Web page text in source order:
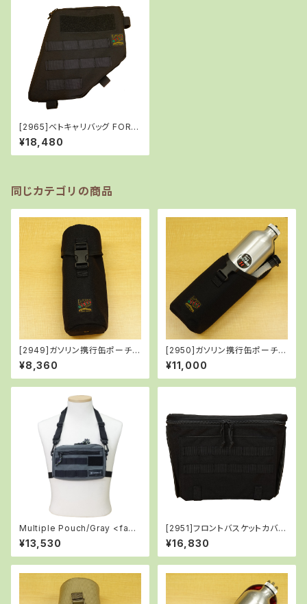
[2965]ベトキャリバッグ FOR C
125/BLACK
¥18,480
同じカテゴリの商品
[2949]ガソリン携行缶ポーチ/
BLACK
¥8,360
[2950]ガソリン携行缶ポーチ(B
LACK)＋ガソリン携行缶セット
¥11,000
Multiple Pouch/Gray <fact
ory-b×SUBROC>
¥13,530
[2951]フロントバスケットカバー
バッグ/BLACK
¥16,830